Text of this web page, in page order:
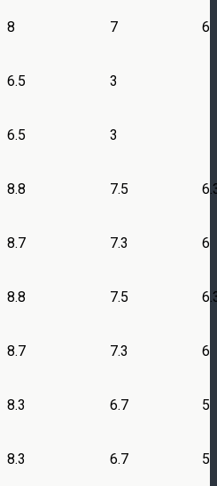
8 7 6
6.5 3
6.5 3
8.8 7.5
8.7 7.3 6
8.8 7.5
8.7 7.3 6
8.3 6.7 5
8.3 6.7 5